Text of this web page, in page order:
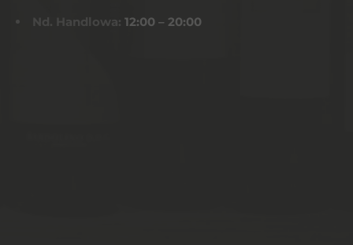
Nd. Handlowa: 12:00 – 20:00